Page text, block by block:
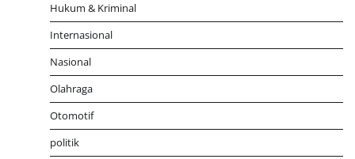
Hukum & Kriminal
Internasional
Nasional
Olahraga
Otomotif
politik